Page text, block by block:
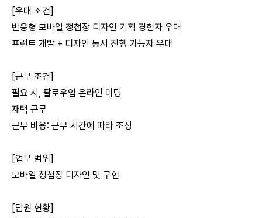
[우대 조건]
반응형 모바일 청첩장 디자인 기획 경험자 우대
프런트 개발 + 디자인 동시 진행 가능자 우대
[근무 조건]
필요 시, 팔로우업 온라인 미팅
재택 근무
근무 비용: 근무 시간에 따라 조정
[업무 범위]
모바일 청첩장 디자인 및 구현
[팀원 현황]